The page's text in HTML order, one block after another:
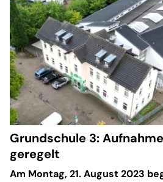
Grundschule 3:
geregelt
Am Montag, 21. August 2023